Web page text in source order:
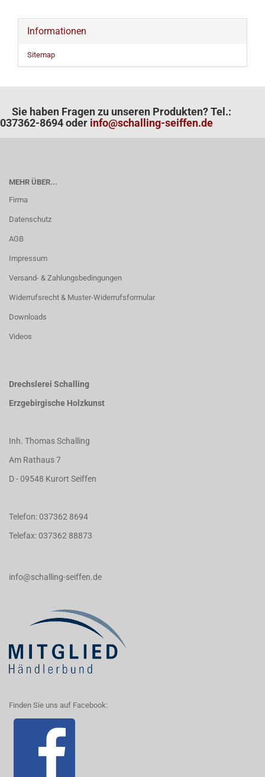
Informationen
Sitemap
Sie haben Fragen zu unseren Produkten? Tel.:
037362-8694 oder info@schalling-seiffen.de
MEHR ÜBER...
Firma
Datenschutz
AGB
Impressum
Versand- & Zahlungsbedingungen
Widerrufsrecht & Muster-Widerrufsformular
Downloads
Videos
Drechslerei Schalling
Erzgebirgische Holzkunst
Inh. Thomas Schalling
Am Rathaus 7
D - 09548 Kurort Seiffen
Telefon: 037362 8694
Telefax: 037362 88873
info@schalling-seiffen.de
Finden Sie uns auf Facebook: